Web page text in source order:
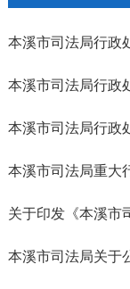
本溪市司法局行政
本溪市司法局行政
本溪市司法局行政
本溪市司法局重大
关于印发《本溪市
本溪市司法局关于